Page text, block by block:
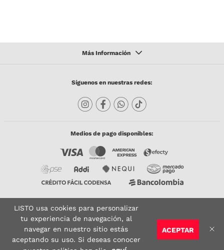
Síguenos en nuestras redes:
Medios de pago disponibles:
Copyright © 2023 TODACO S.A.S. Listo Mundo Cerámico. All Rights Reserved. Powered
by
Sitio seguro: Vigilado por: Certificado:
ACEPTAR
LISTO usa cookies para personalizar
tu experiencia de navegación, al
navegar en nuestro sitio estás
aceptando su uso. Si deseas conocer